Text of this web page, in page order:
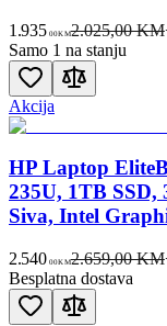
1.935 00KM2.025,00 KM
Samo 1 na stanju
Akcija
HP Laptop
235U, 1TB SSD,
Siva, Intel
2.540 00KM2.659,00 KM
Besplatna dostava